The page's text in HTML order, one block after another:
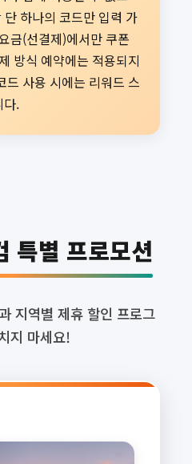
하나의 코드만 입력 가
금(선결제)에서만 쿠폰
방식 예약에는 적용되지
드 사용 시에는 리워드 스
다.
특별 프로모션
지역별 제휴 할인 프로그
지 마세요!